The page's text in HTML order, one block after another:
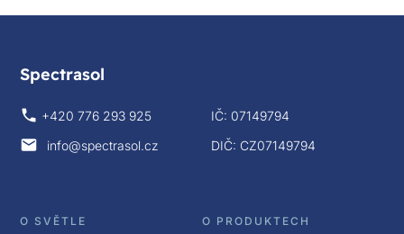
Spectrasol
+420 776 293 925
info@spectrasol.cz
IČ: 07149794
DIČ: CZ07149794
O SVĚTLE O PRODUKTECH